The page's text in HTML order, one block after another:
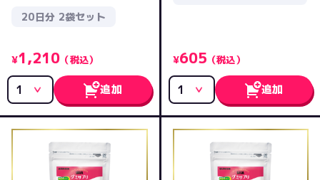
20日分 2袋セット
¥1,210 （税込）
追加
¥605 （税込）
追加